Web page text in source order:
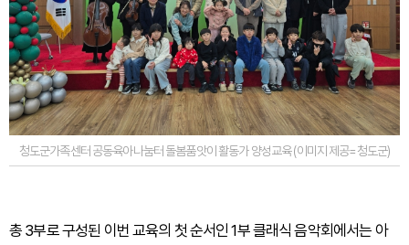
청도군가족센터 공동육아나눔터 돌봄품앗이 활동가 양성교육 (이미지 제공=청도군)
총 3부로 구성된 이번 교육의 첫 순서인 1부 클래식 음악회에서는 아